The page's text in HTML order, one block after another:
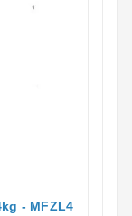
- MFZL4